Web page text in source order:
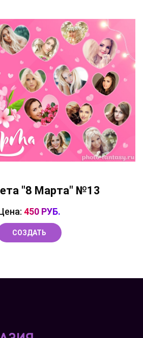
"8 Марта" №13
450 РУБ.
СОЗДАТЬ